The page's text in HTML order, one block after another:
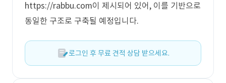
https://rabbu.com이 제시되어 있어, 이를 기반으로
동일한 구조로 구축될 예정입니다.
로그인 후 무료 견적 상담 받으세요.